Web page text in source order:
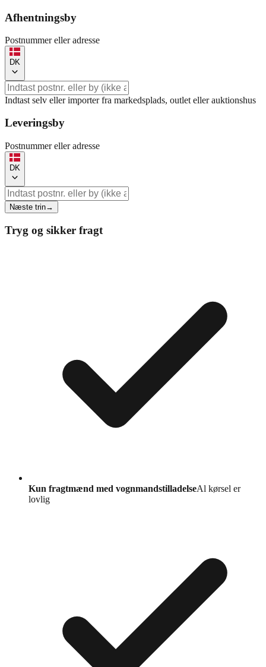
Afhentningsby
Postnummer eller adresse
DK
Indtast selv eller importer fra markedsplads, outlet eller auktionshus
Leveringsby
Postnummer eller adresse
DK
Næste trin→
Tryg og sikker fragt
Kun fragtmænd med vognmandstilladelseAl kørsel er
lovlig